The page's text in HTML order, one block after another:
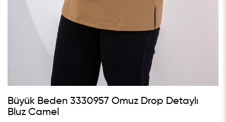
Büyük Beden 3330957 Omuz Drop Detaylı
Bluz Camel